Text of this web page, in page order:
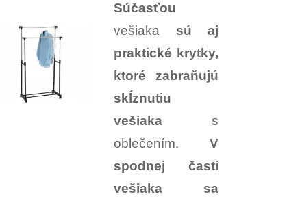
Súčasťou
vešiaka sú aj
praktické krytky,
ktoré zabraňujú
skĺznutiu
vešiaka s
oblečením. V
spodnej časti
vešiaka sa